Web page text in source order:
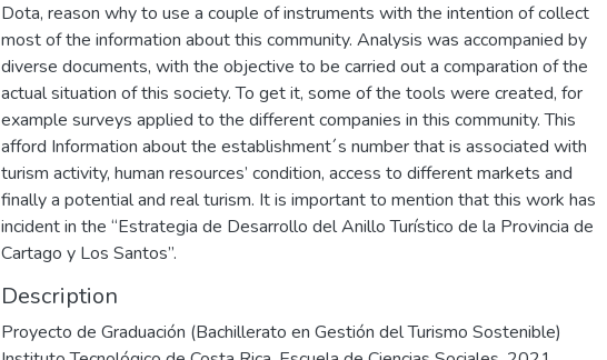
Dota, reason why to use a couple of instruments with the intention of collect
most of the information about this community. Analysis was accompanied by
diverse documents, with the objective to be carried out a comparation of the
actual situation of this society. To get it, some of the tools were created, for
example surveys applied to the different companies in this community. This
afford Information about the establishment´s number that is associated with
turism activity, human resources’ condition, access to different markets and
finally a potential and real turism. It is important to mention that this work has
incident in the “Estrategia de Desarrollo del Anillo Turístico de la Provincia de
Cartago y Los Santos”.
Description
Proyecto de Graduación (Bachillerato en Gestión del Turismo Sostenible)